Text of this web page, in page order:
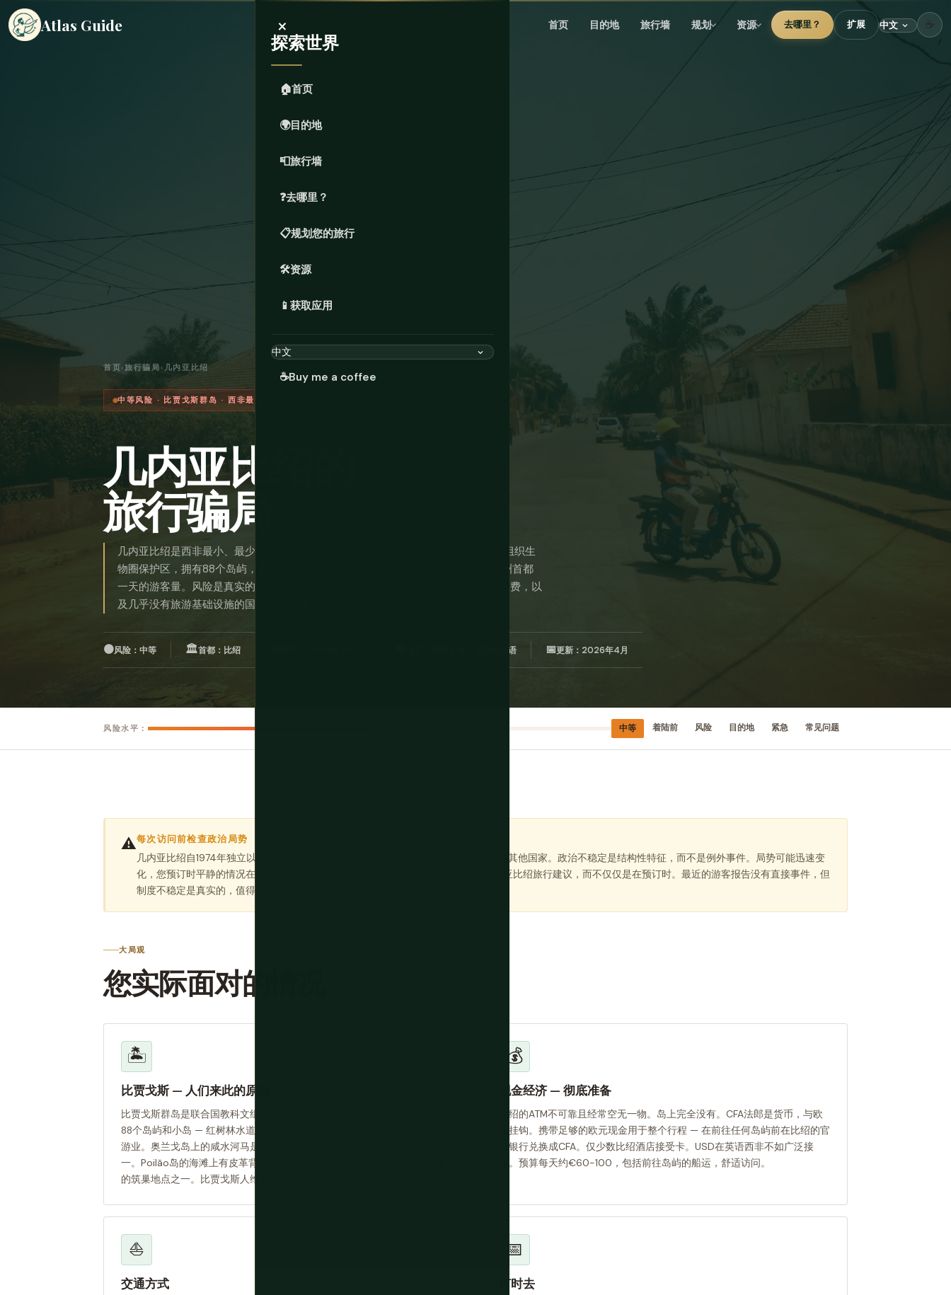
Atlas Guide 首页 目的地 旅行墙 规划 资源 去哪里？ 扩展 ☕
×
探索世界
🏠首页
🌍目的地
📮旅行墙
❓去哪里？
📋规划您的旅行
🛠️资源
📱 获取应用
☕Buy me a coffee
首页›旅行骗局 › 几内亚比绍
中等风险 · 比贾戈斯群岛 · 西非最后的边疆之一
几内亚比绍的
旅行骗局
几内亚比绍是西非最小、最少游客的国家之一 — 比贾戈斯群岛是一个联合国教科文组织生
物圈保护区，拥有88个岛屿，有咸水河马和筑巢海龟，一年的游客数量少于许多非洲首都
一天的游客量。风险是真实的，但主要是制度性的：警察检查站压力、出租车超额收费，以
及几乎没有旅游基础设施的国家后勤挑战。在出发前检查政治局势。
🟠风险：中等 🏛️首都：比绍 语言：葡萄牙语、克里奥洛语 📅更新：2026年4月
风险水平： 中等 着陆前 风险 目的地 紧急 常见问题
⚠️每次访问前检查政治局势
几内亚比绍自1974年独立以来经历了九次政变或政变企图 — 人均数量超过地球上任何其他国家。政治不稳定是结构性特征，而不是例外事件。局势可能迅速变
化，您预订时平静的情况在出发时可能已改变。在出发前一周专门检查您政府的几内亚比绍旅行建议，而不仅仅是在预订时。最近的游客报告没有直接事件，但
制度不稳定是真实的，值得认真对待。
大局观
您实际面对的情况
🏝️
比贾戈斯 — 人们来此的原因
比贾戈斯群岛是联合国教科文组织生物圈保护区，位于大西洋海岸外，拥有
88个岛屿和小岛 — 红树林水道、原始海滩和原始森林的迷宫，几乎没有旅
游业。奥兰戈岛上的咸水河马是世界上仅有的两个定期进入海洋的种群之
一。Poilão岛的海滩上有皮革背和绿海龟筑巢，数量使其成为大西洋最重要
的筑巢地点之一。比贾戈斯人维持着母系社会和基本完整的传统文化。
💰
现金经济 — 彻底准备
比绍的ATM不可靠且经常空无一物。岛上完全没有。CFA法郎是货币，与欧
元挂钩。携带足够的欧元现金用于整个行程 — 在前往任何岛屿前在比绍的官
方银行兑换成CFA。仅少数比绍酒店接受卡。USD在英语西非不如广泛接
受。预算每天约€60-100，包括前往岛屿的船运，舒适访问。
⛵
交通方式
📅
何时去